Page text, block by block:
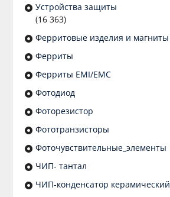
Устройства защиты
(16 363)
Ферритовые изделия и магниты
Ферриты
Ферриты EMI/EMC
Фотодиод
Фоторезистор
Фототранзисторы
Фоточувствительные_элементы
ЧИП- тантал
ЧИП-конденсатор керамический